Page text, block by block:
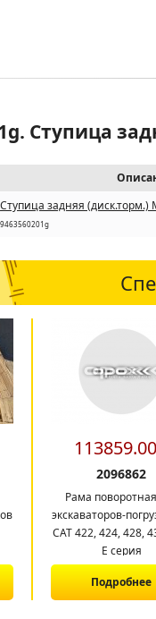
Ступица
Ступица задняя (диск.торм.)
9463560201g
113859.00
2096862
Рама
экскаваторов-
CAT 422, 424, 428,
E серия
Подробнее